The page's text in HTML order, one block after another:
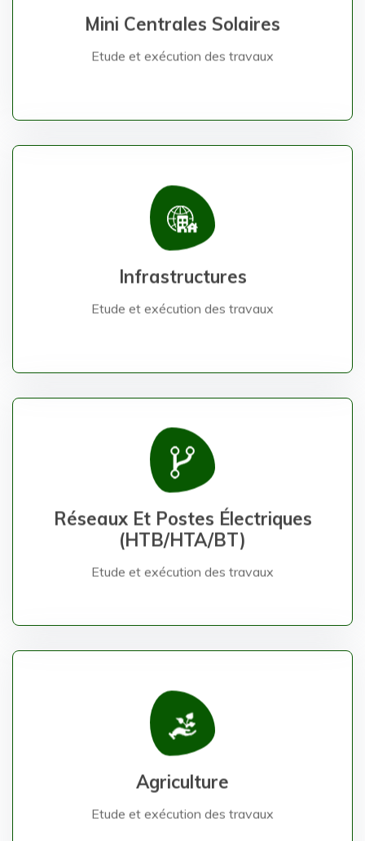
Mini Centrales Solaires
Etude et exécution des travaux
Mini Centrales Solaires
Infrastructures
Etude et exécution des travaux
Infrastructures
Etude et exécution des travaux
Réseaux Et Postes Électriques
(HTB/HTA/BT)
Etude et exécution des travaux
Réseaux Et Postes Électriques
(HTB/HTA/BT)
Etude et exécution des travaux
Agriculture
Etude et exécution des travaux
Agriculture
Etude et exécution des travaux